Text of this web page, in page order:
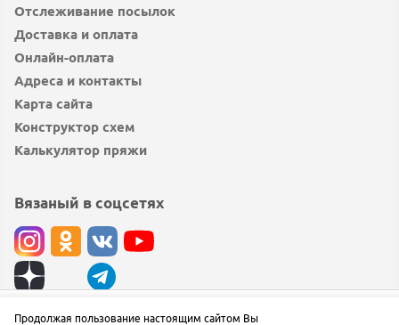
Отслеживание посылок
Доставка и оплата
Онлайн-оплата
Адреса и контакты
Карта сайта
Конструктор схем
Калькулятор пряжи
Вязаный в соцсетях
© вязаный.рф 2019 — 2026
Продолжая пользование настоящим сайтом Вы